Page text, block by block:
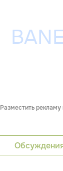
Разместить рекламу